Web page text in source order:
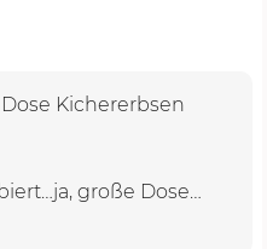
Kichererbsen
große Dose…